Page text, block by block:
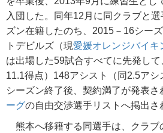
入団した。同年12月に同クラブと
ズン在籍したのち、2015－16シー
トデビルズ（現愛媛オレンジバイキ
は出場した59試合すべてに先発し
11.1得点）148アシスト（同2.5アシ
シーズン終了後、契約満了が発表
ーグの自由交渉選手リストへ掲出さ
熊本へ移籍する同選手は、クラブ